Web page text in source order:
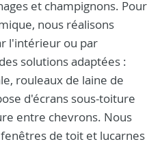
et champignons. Pour
nous réalisons
l'intérieur ou par
solutions adaptées :
rouleaux de laine de
d'écrans sous-toiture
entre chevrons. Nous
de toit et lucarnes